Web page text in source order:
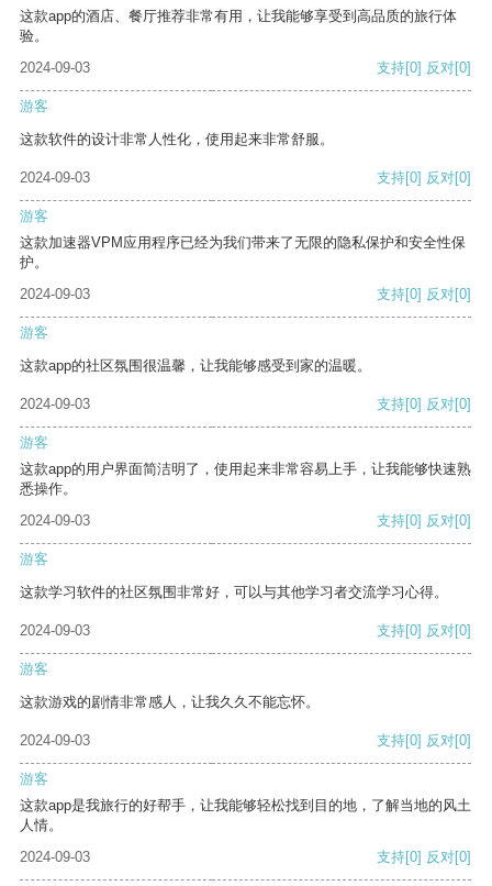
这款app的酒店、餐厅推荐非常有用，让我能够享受到高品质的旅行体
验。
2024-09-03
支持[0] 反对[0]
游客
这款软件的设计非常人性化，使用起来非常舒服。
2024-09-03 支持[0] 反对[0]
游客
这款加速器VPM应用程序已经为我们带来了无限的隐私保护和安全性保
护。
2024-09-03
支持[0] 反对[0]
游客
这款app的社区氛围很温馨，让我能够感受到家的温暖。
2024-09-03 支持[0] 反对[0]
游客
这款app的用户界面简洁明了，使用起来非常容易上手，让我能够快速熟
悉操作。
2024-09-03
支持[0] 反对[0]
游客
这款学习软件的社区氛围非常好，可以与其他学习者交流学习心得。
2024-09-03 支持[0] 反对[0]
游客
这款游戏的剧情非常感人，让我久久不能忘怀。
2024-09-03 支持[0] 反对[0]
游客
这款app是我旅行的好帮手，让我能够轻松找到目的地，了解当地的风土
人情。
2024-09-03
支持[0] 反对[0]